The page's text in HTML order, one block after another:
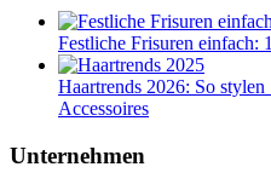
Festliche Frisuren einfach:
Haartrends 2026: So
Accessoires
Unternehmen